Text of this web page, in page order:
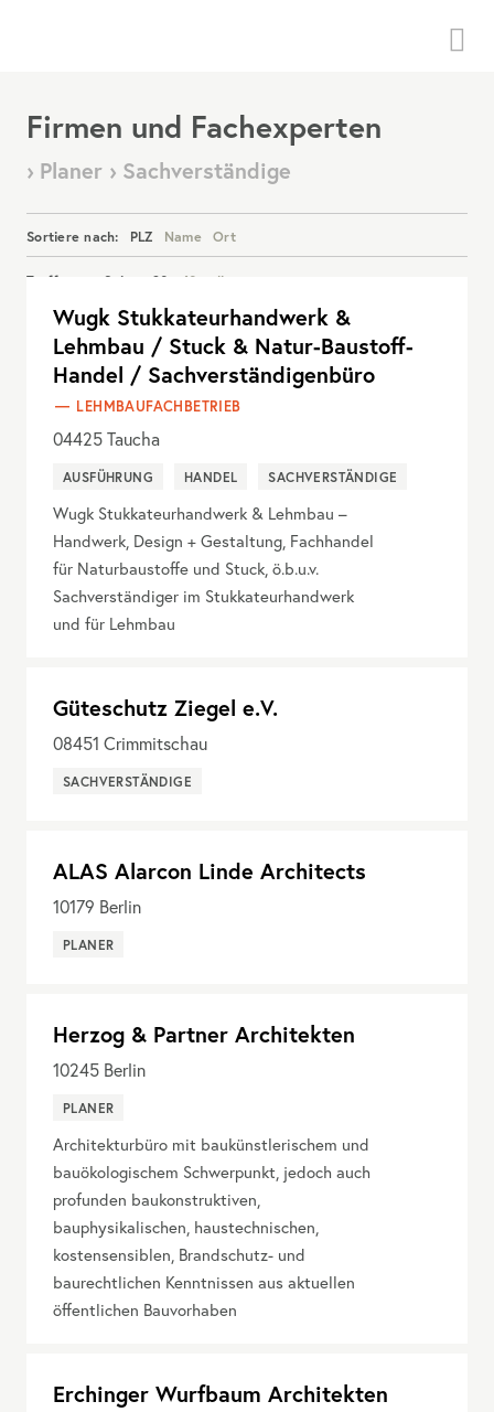
Firmen und Fachexperten
› Planer › Sachverständige
Sortiere nach: PLZ Name Ort
Treffer pro Seite: 20 40 alle
Details anzeigen
Wugk Stukkateurhandwerk &
Lehmbau / Stuck & Natur-Baustoff-
Handel / Sachverständigenbüro
LEHMBAUFACHBETRIEB
04425Taucha
AUSFÜHRUNG HANDEL SACHVERSTÄNDIGE
Wugk Stukkateurhandwerk & Lehmbau –
Handwerk, Design + Gestaltung, Fachhandel
für Naturbaustoffe und Stuck, ö.b.u.v.
Sachverständiger im Stukkateurhandwerk
und für Lehmbau
Güteschutz Ziegel e.V.
08451 Crimmitschau
SACHVERSTÄNDIGE
ALAS Alarcon Linde Architects
10179 Berlin
PLANER
Herzog & Partner Architekten
10245 Berlin
PLANER
Architekturbüro mit baukünstlerischem und
bauökologischem Schwerpunkt, jedoch auch
profunden baukonstruktiven,
bauphysikalischen, haustechnischen,
kostensensiblen, Brandschutz- und
baurechtlichen Kenntnissen aus aktuellen
öffentlichen Bauvorhaben
Erchinger Wurfbaum Architekten